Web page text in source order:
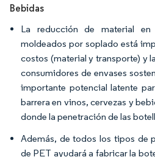
Bebidas
La reducción de material
moldeados por soplado está
costos (material y transporte) y
consumidores de envases
importante potencial latente
barrera en vinos, cervezas y
donde la penetración de las
Además, de todos los tipos de
de PET ayudará a fabricar la